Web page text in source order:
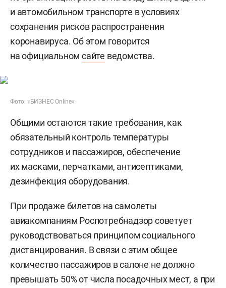
и автомобильном транспорте в условиях
сохранения рисков распространения
коронавируса. Об этом говорится
на официальномсайте ведомства.
Фото: «БИЗНЕС Online»
Общими остаются такие требования, как
обязательный контроль температуры
сотрудников и пассажиров, обеспечение
их масками, перчатками, антисептиками,
дезинфекция оборудования.
При продаже билетов на самолеты
авиакомпаниям Роспотребнадзор советует
руководствоваться принципом социального
дистанцирования. В связи с этим общее
количество пассажиров в салоне не должно
превышать 50% от числа посадочных мест, а при